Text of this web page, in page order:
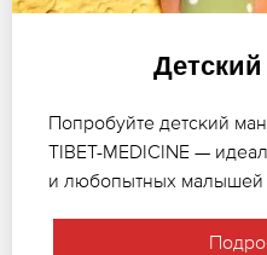
Попробуйте детский
TIBET-MEDICINE —
и любопытных малышей